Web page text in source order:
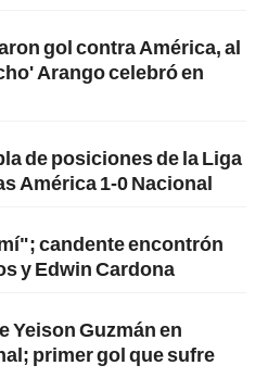
gol contra América, al
Arango celebró en
de posiciones de la Liga
América 1-0 Nacional
candente encontrón
y Edwin Cardona
Yeison Guzmán en
primer gol que sufre